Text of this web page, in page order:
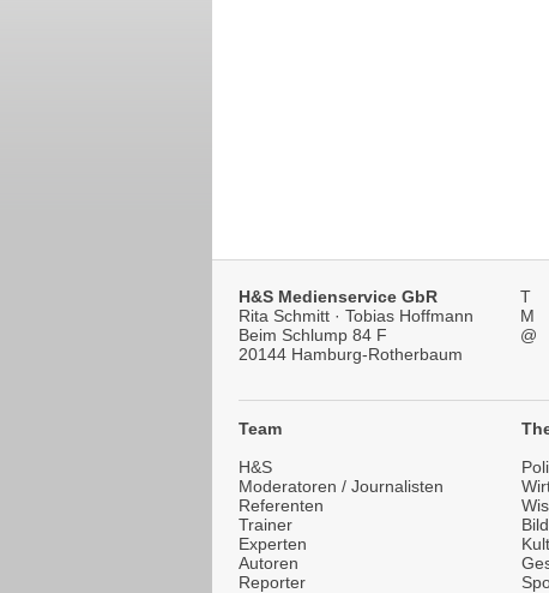
H&S Medienservice GbR
Rita Schmitt · Tobias Hoffmann
Beim Schlump 84 F
20144 Hamburg-Rotherbaum
T
M
@
Team
H&S
Moderatoren / Journalisten
Referenten
Trainer
Experten
Autoren
Reporter